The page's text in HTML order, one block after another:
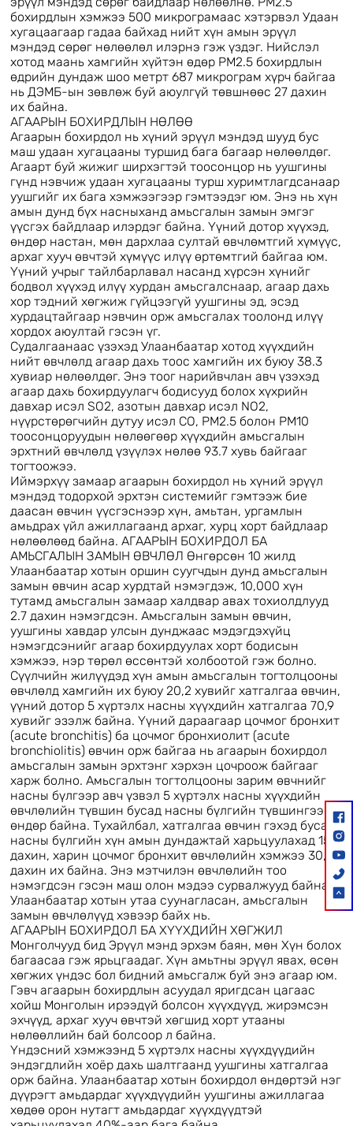
бохирдлын хэмжээ 500 микрограмаас хэтэрвэл Удаан
хугацаагаар гадаа байхад нийт хүн амын эрүүл
мэндэд сөрөг нөлөөлөл илэрнэ гэж үздэг. Нийслэл
хотод маань хамгийн хүйтэн өдөр PM2.5 бохирдлын
өдрийн дундаж шоо метрт 687 микрограм хүрч байгаа
нь ДЭМБ-ын зөвлөж буй аюулгүй төвшнөөс 27 дахин
их байна.
АГААРЫН БОХИРДЛЫН НӨЛӨӨ
Агаарын бохирдол нь хүний эрүүл мэндэд шууд бус
маш удаан хугацааны туршид бага багаар нөлөөлдөг.
Агаарт буй жижиг ширхэгтэй тоосонцор нь уушгины
гүнд нэвчиж удаан хугацааны турш хуримтлагдсанаар
уушгийг их бага хэмжээгээр гэмтээдэг юм. Энэ нь хүн
амын дунд бүх насныханд амьсгалын замын эмгэг
үүсгэх байдлаар илэрдэг байна. Үүний дотор хүүхэд,
өндөр настан, мөн дархлаа султай өвчлөмтгий хүмүүс,
архаг хууч өвчтэй хүмүүс илүү өртөмтгий байгаа юм.
Үүний учрыг тайлбарлавал насанд хүрсэн хүнийг
бодвол хүүхэд илүү хурдан амьсгалснаар, агаар дахь
хор тэдний хөгжиж гүйцээгүй уушгины эд, эсэд
хурдацтайгаар нэвчин орж амьсгалах тоолонд илүү
хордох аюултай гэсэн үг.
Судалгаанаас үзэхэд Улаанбаатар хотод хүүхдийн
нийт өвчлөлд агаар дахь тоос хамгийн их буюу 38.3
хувиар нөлөөлдөг. Энэ тоог нарийвчлан авч үзэхэд
агаар дахь бохирдуулагч бодисууд болох хүхрийн
давхар исэл SO2, азотын давхар исэл NO2,
нүүрстөрөгчийн дутуу исэл CO, РМ2.5 болон РМ10
тоосонцоруудын нөлөөгөөр хүүхдийн амьсгалын
эрхтний өвчлөлд үзүүлэх нөлөө 93.7 хувь байгааг
тогтоожээ.
Иймэрхүү замаар агаарын бохирдол нь хүний эрүүл
мэндэд тодорхой эрхтэн системийг гэмтээж бие
даасан өвчин үүсгэснээр хүн, амьтан, ургамлын
амьдрах үйл ажиллагаанд архаг, хурц хорт байдлаар
нөлөөлөөд байна. АГААРЫН БОХИРДОЛ БА
АМЬСГАЛЫН ЗАМЫН ӨВЧЛӨЛ Өнгөрсөн 10 жилд
Улаанбаатар хотын оршин суугчдын дунд амьсгалын
замын өвчин асар хурдтай нэмэгдэж, 10,000 хүн
тутамд амьсгалын замаар халдвар авах тохиолдлууд
2.7 дахин нэмэгдсэн. Амьсгалын замын өвчин,
уушгины хавдар улсын дунджаас мэдэгдэхүйц
нэмэгдсэнийг агаар бохирдуулах хорт бодисын
хэмжээ, нэр төрөл өссөнтэй холбоотой гэж болно.
Сүүлчийн жилүүдэд хүн амын амьсгалын тогтолцооны
өвчлөлд хамгийн их буюу 20,2 хувийг хатгалгаа өвчин,
үүний дотор 5 хүртэлх насны хүүхдийн хатгалгаа 70,9
хувийг эзэлж байна. Үүний дараагаар цочмог бронхит
(acute bronchitis) ба цочмог бронхиолит (acute
bronchiolitis) өвчин орж байгаа нь агаарын бохирдол
амьсгалын замын эрхтэнг хэрхэн цочроож байгааг
харж болно. Амьсгалын тогтолцооны зарим өвчнийг
насны бүлгээр авч үзвэл 5 хүртэлх насны хүүхдийн
өвчлөлийн түвшин бусад насны бүлгийн түвшингээс
өндөр байна. Тухайлбал, хатгалгаа өвчин гэхэд бусад
насны бүлгийн хүн амын дундажтай харьцуулахад 15,6
дахин, харин цочмог бронхит өвчлөлийн хэмжээ 30,2
дахин их байна. Энэ мэтчилэн өвчлөлийн тоо
нэмэгдсэн гэсэн маш олон мэдээ сурвалжууд байна.
Улаанбаатар хотын утаа суунагласан, амьсгалын
замын өвчлөлүүд хэвээр байх нь.
АГААРЫН БОХИРДОЛ БА ХҮҮХДИЙН ХӨГЖИЛ
Монголчууд бид Эрүүл мэнд эрхэм баян, мөн Хүн болох
багаасаа гэж ярьцгаадаг. Хүн амьтны эрүүл явах, өсөн
хөгжих үндэс бол бидний амьсгалж буй энэ агаар юм.
Гэвч агаарын бохирдлын асуудал яригдсан цагаас
хойш Монголын ирээдүй болсон хүүхдүүд, жирэмсэн
эхчүүд, архаг хууч өвчтэй хөгшид хорт утааны
нөлөөллийн бай болсоор л байна.
Үндэсний хэмжээнд 5 хүртэлх насны хүүхдүүдийн
эндэгдлийн хоёр дахь шалтгаанд уушгины хатгалгаа
орж байна. Улаанбаатар хотын бохирдол өндөртэй нэг
дүүрэгт амьдардаг хүүхдүүдийн уушгины ажиллагаа
хөдөө орон нутагт амьдардаг хүүхдүүдтэй